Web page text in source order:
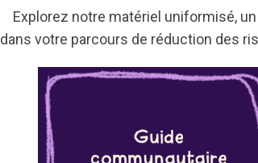
Explorez notre matériel uniformisé,
dans votre parcours de réduction des